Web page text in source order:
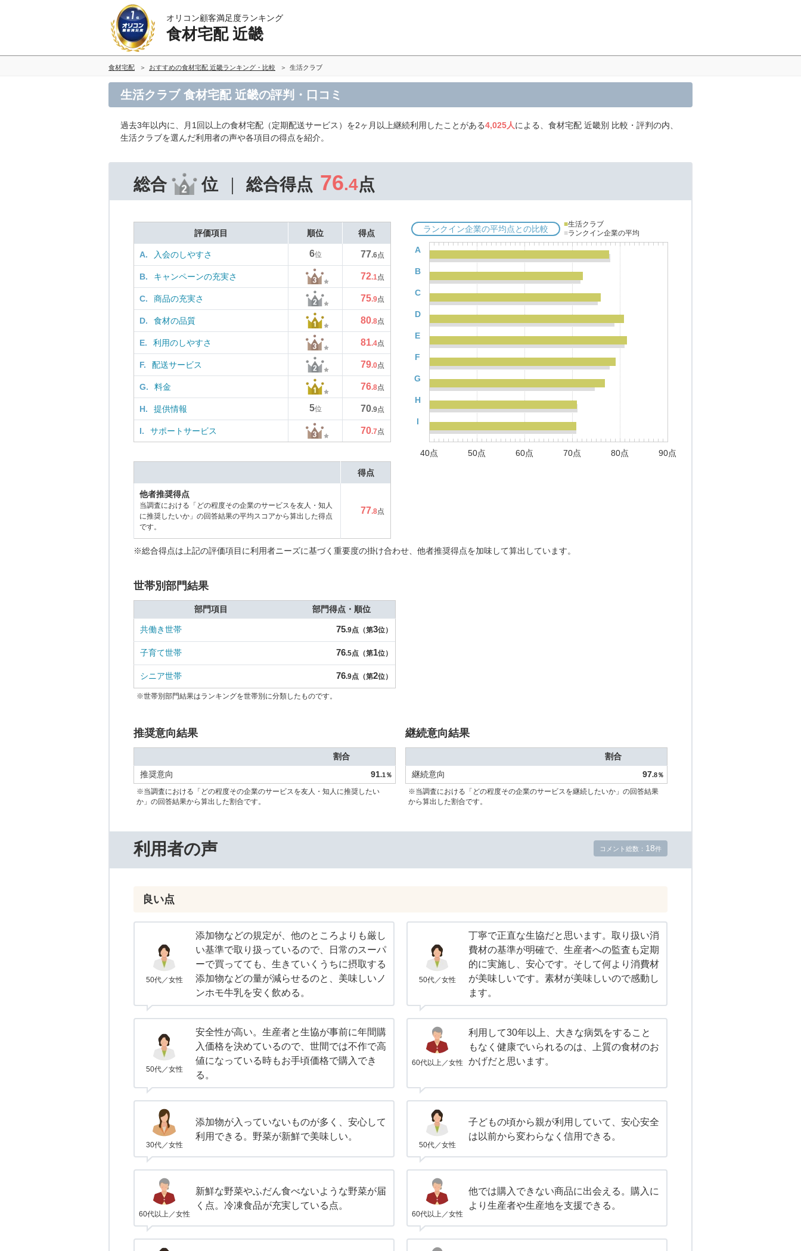
オリコン顧客満足度ランキング
食材宅配 近畿
食材宅配 おすすめの食材宅配 近畿ランキング・比較 生活クラブ
生活クラブ 食材宅配 近畿の評判・口コミ
過去3年以内に、月1回以上の食材宅配（定期配送サービス）を2ヶ月以上継続利用したことがある4,025人による、食材宅配 近畿別 比較・評判の内、
生活クラブを選んだ利用者の声や各項目の得点を紹介。
総合 位 総合得点 76.4点
評価項目 順位 得点
A. 入会のしやすさ 6位 77.6点
B. キャンペーンの充実さ 72.1点
C. 商品の充実さ 75.9点
D. 食材の品質 80.8点
E. 利用のしやすさ 81.4点
F. 配送サービス 79.0点
G. 料金 76.8点
H. 提供情報 5位 70.9点
I. サポートサービス 70.7点
ランクイン企業の平均点との比較 ■生活クラブ
■ランクイン企業の平均
A
B
C
D
E
F
G
H
I
40点 50点 60点 70点 80点 90点
得点
他者推奨得点
当調査における「どの程度その企業のサービスを友人・知人
に推奨したいか」の回答結果の平均スコアから算出した得点
です。
77.8点
※総合得点は上記の評価項目に利用者ニーズに基づく重要度の掛け合わせ、他者推奨得点を加味して算出しています。
世帯別部門結果
部門項目 部門得点・順位
共働き世帯 75.9点（第3位）
子育て世帯 76.5点（第1位）
シニア世帯 76.9点（第2位）
※世帯別部門結果はランキングを世帯別に分類したものです。
推奨意向結果
割合
推奨意向
91.1％
※当調査における「どの程度その企業のサービスを友人・知人に推奨したい
か」の回答結果から算出した割合です。
継続意向結果
割合
継続意向
97.8％
※当調査における「どの程度その企業のサービスを継続したいか」の回答結果
から算出した割合です。
利用者の声 コメント総数： 18件
良い点
50代／女性
添加物などの規定が、他のところよりも厳し
い基準で取り扱っているので、日常のスーパ
ーで買ってても、生きていくうちに摂取する
添加物などの量が減らせるのと、美味しいノ
ンホモ牛乳を安く飲める。
50代／女性
丁寧で正直な生協だと思います。取り扱い消
費材の基準が明確で、生産者への監査も定期
的に実施し、安心です。そして何より消費材
が美味しいです。素材が美味しいので感動し
ます。
50代／女性
安全性が高い。生産者と生協が事前に年間購
入価格を決めているので、世間では不作で高
値になっている時もお手頃価格で購入でき
る。
60代以上／女性
利用して30年以上、大きな病気をすること
もなく健康でいられるのは、上質の食材のお
かげだと思います。
30代／女性
添加物が入っていないものが多く、安心して
利用できる。野菜が新鮮で美味しい。
50代／女性
子どもの頃から親が利用していて、安心安全
は以前から変わらなく信用できる。
60代以上／女性
新鮮な野菜やふだん食べないような野菜が届
く点。冷凍食品が充実している点。
60代以上／女性
他では購入できない商品に出会える。購入に
より生産者や生産地を支援できる。